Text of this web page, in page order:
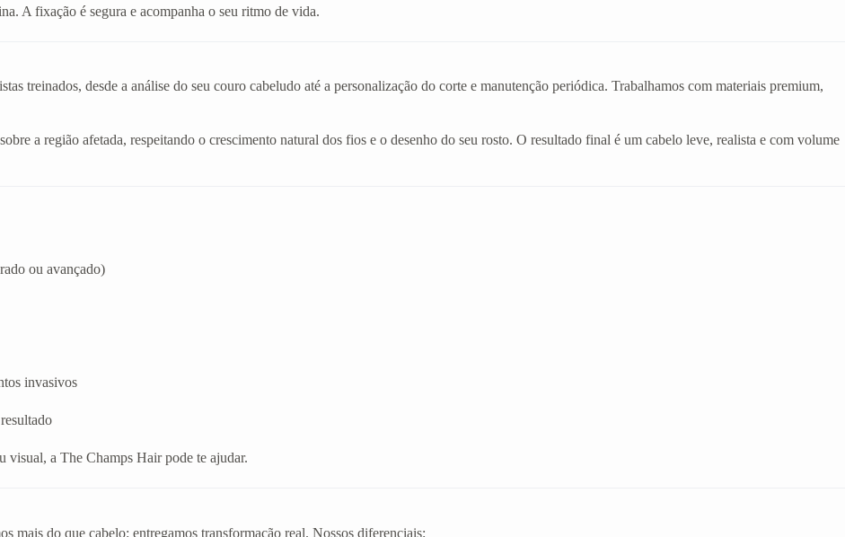
A fixação é segura e acompanha o seu ritmo de vida.
treinados, desde a análise do seu couro cabeludo até a personalização do corte e manutenção periódica. Trabalhamos com materiais premium,
a região afetada, respeitando o crescimento natural dos fios e o desenho do seu rosto. O resultado final é um cabelo leve, realista e com volume
ou avançado)
invasivos
visual, a The Champs Hair pode te ajudar.
mais do que cabelo: entregamos transformação real. Nossos diferenciais: